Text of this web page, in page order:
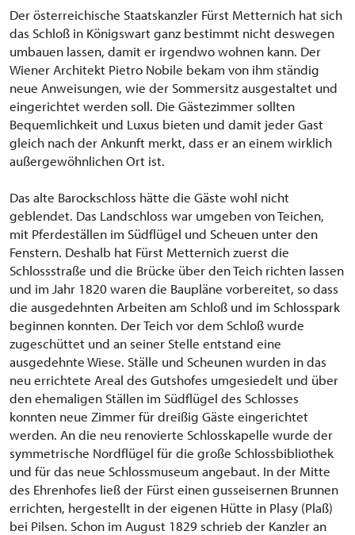
Der österreichische Staatskanzler Fürst Metternich hat sich
das Schloß in Königswart ganz bestimmt nicht deswegen
umbauen lassen, damit er irgendwo wohnen kann. Der
Wiener Architekt Pietro Nobile bekam von ihm ständig
neue Anweisungen, wie der Sommersitz ausgestaltet und
eingerichtet werden soll. Die Gästezimmer sollten
Bequemlichkeit und Luxus bieten und damit jeder Gast
gleich nach der Ankunft merkt, dass er an einem wirklich
außergewöhnlichen Ort ist.
Das alte Barockschloss hätte die Gäste wohl nicht
geblendet. Das Landschloss war umgeben von Teichen,
mit Pferdeställen im Südflügel und Scheuen unter den
Fenstern. Deshalb hat Fürst Metternich zuerst die
Schlossstraße und die Brücke über den Teich richten lassen
und im Jahr 1820 waren die Baupläne vorbereitet, so dass
die ausgedehnten Arbeiten am Schloß und im Schlosspark
beginnen konnten. Der Teich vor dem Schloß wurde
zugeschüttet und an seiner Stelle entstand eine
ausgedehnte Wiese. Ställe und Scheunen wurden in das
neu errichtete Areal des Gutshofes umgesiedelt und über
den ehemaligen Ställen im Südflügel des Schlosses
konnten neue Zimmer für dreißig Gäste eingerichtet
werden. An die neu renovierte Schlosskapelle wurde der
symmetrische Nordflügel für die große Schlossbibliothek
und für das neue Schlossmuseum angebaut. In der Mitte
des Ehrenhofes ließ der Fürst einen gusseisernen Brunnen
errichten, hergestellt in der eigenen Hütte in Plasy (Plaß)
bei Pilsen. Schon im August 1829 schrieb der Kanzler an